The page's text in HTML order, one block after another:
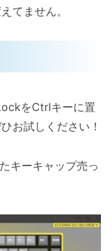
てません。
をCtrlキーに置
お試しください！
キーキャップ売っ